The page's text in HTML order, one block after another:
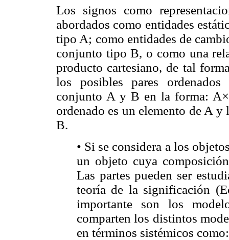
Los signos como
abordados como entidades
tipo A; como entidades de
conjunto tipo B, o como una
producto cartesiano, de tal
los posibles pares
conjunto A y B en la forma:
ordenado es un elemento de A y
B.
• Si se considera a los
un objeto cuya
Las partes pueden ser
teoría de la significación
importante son los
comparten los distintos
en términos sistémicos